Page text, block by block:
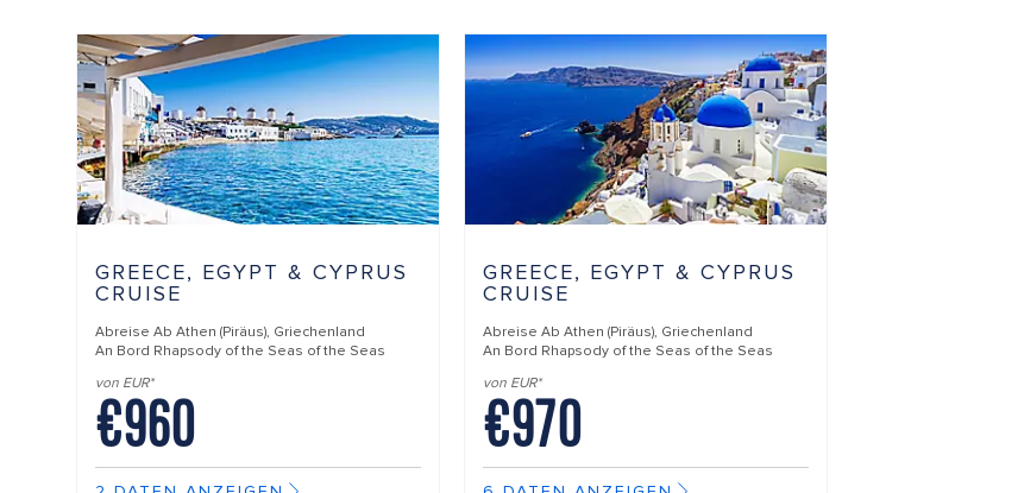
GREECE, EGYPT & CYPRUS
CRUISE
Abreise Ab Athen (Piräus), Griechenland
An Bord Rhapsody of the Seas of the Seas
von EUR*
€960
GREECE, EGYPT & CYPRUS
CRUISE
Abreise Ab Athen (Piräus), Griechenland
An Bord Rhapsody of the Seas of the Seas
von EUR*
€970